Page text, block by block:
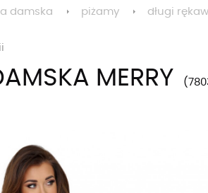
damska piżamy długi rękaw
MERRY